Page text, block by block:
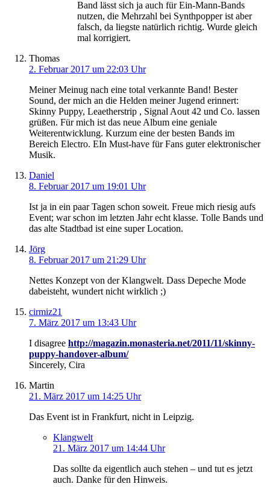
Band lässt sich ja auch für Ein-Mann-Bands
nutzen, die Mehrzahl bei Synthpopper ist aber
falsch, da liegste natürlich richtig. Wurde gleich
mal korrigiert.
Thomas
2. Februar 2017 um 22:03 Uhr
Meiner Meinug nach eine total verkannte Band! Bester
Sound, der mich an die Helden meiner Jugend erinnert:
Skinny Puppy, Leaetherstrip , Signal Aout 42 und Co. lassen
grüßen. Für mich ist das neue Album eine geniale
Weiterentwicklung. Kurzum eine der besten Bands im
Bereich Electro. EIn Must-have für Fans guter elektronischer
Musik.
Daniel
8. Februar 2017 um 19:01 Uhr
Ist ja in ein paar Tagen schon soweit. Freue mich riesig aufs
Event; war schon im letzten Jahr echt klasse. Tolle Bands und
das alte Stadtbad ist eine super Location.
Jörg
8. Februar 2017 um 21:29 Uhr
Nettes Konzept von der Klangwelt. Dass Depeche Mode
dabeisteht, wundert nicht wirklich ;)
cirmiz21
7. März 2017 um 13:43 Uhr
I disagree http://magazin.monasteria.net/2011/11/skinny-
puppy-handover-album/
Sincerely, Cira
Martin
21. März 2017 um 14:25 Uhr
Das Event ist in Frankfurt, nicht in Leipzig.
Klangwelt
21. März 2017 um 14:44 Uhr
Das sollte da eigentlich auch stehen – und tut es jetzt
auch. Danke für den Hinweis.